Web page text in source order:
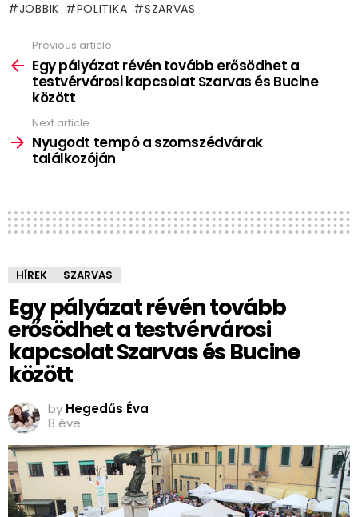
JOBBIK POLITIKA SZARVAS
more
Previous article
Egy pályázat révén tovább erősödhet a
testvérvárosi kapcsolat Szarvas és Bucine
között
Next article
Nyugodt tempó a szomszédvárak
találkozóján
HÍREK SZARVAS
Egy pályázat révén tovább
erősödhet a testvérvárosi
kapcsolat Szarvas és Bucine
között
by Hegedűs Éva
8 éve